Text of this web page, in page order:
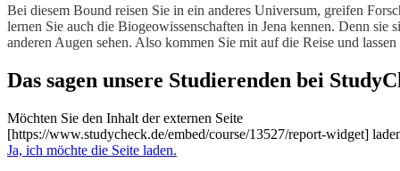
Bei diesem Bound reisen Sie in ein anderes Universum, greifen
lernen Sie auch die Biogeowissenschaften in Jena kennen. Denn sie
anderen Augen sehen. Also kommen Sie mit auf die Reise und
Das sagen unsere Studierenden bei
Möchten Sie den Inhalt der externen Seite
[https://www.studycheck.de/embed/course/13527/report-widget]
Ja, ich möchte die Seite laden.